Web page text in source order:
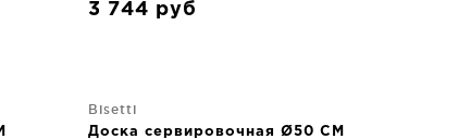
3 744 руб
Bisetti
Доска сервировочная Ø50 CM